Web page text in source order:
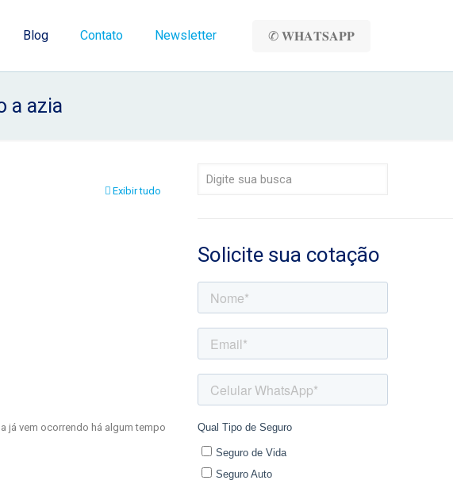
Blog Contato Newsletter ✆ 𝐖𝐇𝐀𝐓𝐒𝐀𝐏𝐏
a azia
Exibir tudo
já vem ocorrendo há algum tempo
Solicite sua cotação